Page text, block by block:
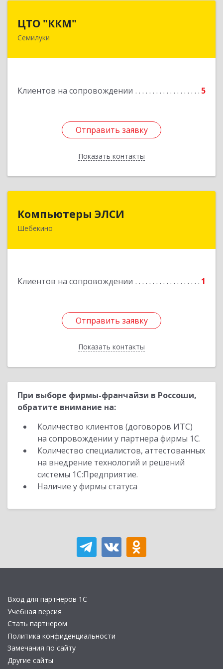
ЦТО "ККМ"
Семилуки
Клиентов на сопровождении 5
Отправить заявку
Показать контакты
Отправить заявку
Назад
Компьютеры ЭЛСИ
Шебекино
Клиентов на сопровождении 1
Отправить заявку
Показать контакты
Отправить заявку
Назад
При выборе фирмы-франчайзи в Россоши,
обратите внимание на:
Количество клиентов (договоров ИТС)
на сопровождении у партнера фирмы 1С.
Количество специалистов, аттестованных
на внедрение технологий и решений
системы 1С:Предприятие.
Наличие у фирмы статуса
Вход для партнеров 1С
Учебная версия
Стать партнером
Политика конфиденциальности
Замечания по сайту
Другие сайты